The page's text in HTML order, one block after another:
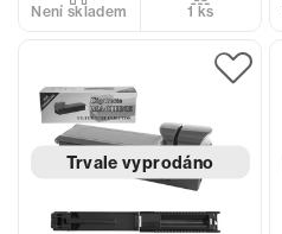
Není skladem 1 ks
Trvale vyprodáno